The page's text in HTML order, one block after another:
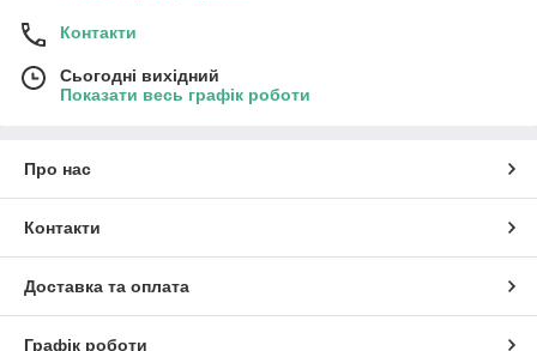
Контакти
Сьогодні вихідний
Показати весь графік роботи
Про нас
Контакти
Доставка та оплата
Графік роботи